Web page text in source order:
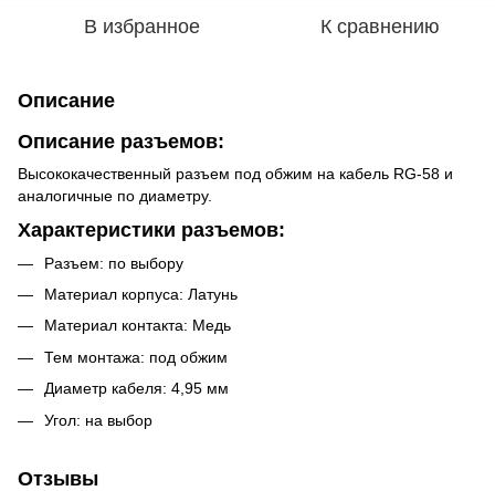
В избранное К сравнению
Описание
Описание разъемов:
Высококачественный разъем под обжим на кабель RG-58 и
аналогичные по диаметру.
Характеристики разъемов:
Разъем: по выбору
Материал корпуса: Латунь
Материал контакта: Медь
Тем монтажа: под обжим
Диаметр кабеля: 4,95 мм
Угол: на выбор
Отзывы